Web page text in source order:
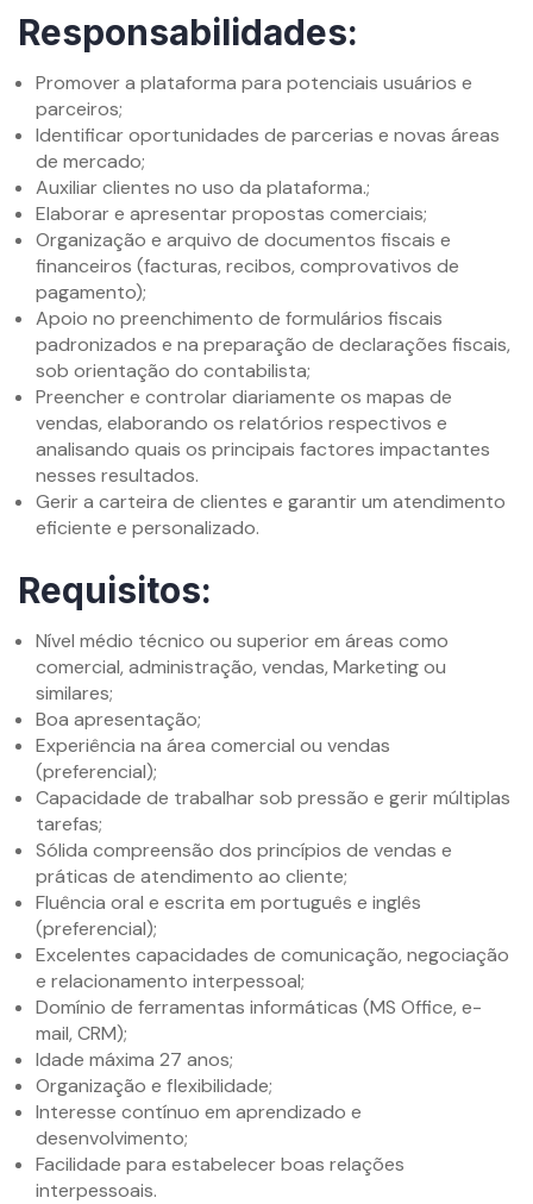
Responsabilidades:
Promover a plataforma para potenciais usuários e
parceiros;
Identificar oportunidades de parcerias e novas áreas
de mercado;
Auxiliar clientes no uso da plataforma.;
Elaborar e apresentar propostas comerciais;
Organização e arquivo de documentos fiscais e
financeiros (facturas, recibos, comprovativos de
pagamento);
Apoio no preenchimento de formulários fiscais
padronizados e na preparação de declarações fiscais,
sob orientação do contabilista;
Preencher e controlar diariamente os mapas de
vendas, elaborando os relatórios respectivos e
analisando quais os principais factores impactantes
nesses resultados.
Gerir a carteira de clientes e garantir um atendimento
eficiente e personalizado.
Requisitos:
Nível médio técnico ou superior em áreas como
comercial, administração, vendas, Marketing ou
similares;
Boa apresentação;
Experiência na área comercial ou vendas
(preferencial);
Capacidade de trabalhar sob pressão e gerir múltiplas
tarefas;
Sólida compreensão dos princípios de vendas e
práticas de atendimento ao cliente;
Fluência oral e escrita em português e inglês
(preferencial);
Excelentes capacidades de comunicação, negociação
e relacionamento interpessoal;
Domínio de ferramentas informáticas (MS Office, e-
mail, CRM);
Idade máxima 27 anos;
Organização e flexibilidade;
Interesse contínuo em aprendizado e
desenvolvimento;
Facilidade para estabelecer boas relações
interpessoais.